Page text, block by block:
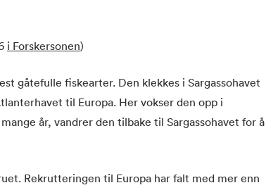
i Forskersonen)
gåtefulle fiskearter. Den klekkes i Sargassohavet
til Europa. Her vokser den opp i
år, vandrer den tilbake til Sargassohavet for å
Rekrutteringen til Europa har falt med mer enn